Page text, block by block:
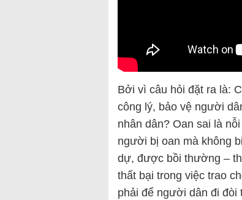
Bởi vì câu hỏi đặt ra là:
công lý, bảo vệ người
nhân dân? Oan sai là
người bị oan mà không
dự, được bồi thường –
thất bại trong việc trao
phải để người dân đi đòi